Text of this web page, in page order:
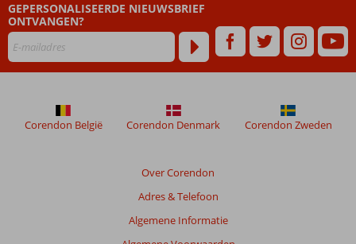
GEPERSONALISEERDE NIEUWSBRIEF
ONTVANGEN?
Over Corendon
Adres & Telefoon
Algemene Informatie
Corendon België Corendon Denmark Corendon Zweden